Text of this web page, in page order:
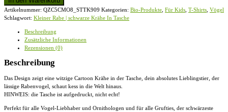
|
schwarze
Krähe
Organic
Shirt
Menge
Artikelnummer: QZC5CMO8_STTK909 Kategorien: Bio-Produkte Für Kids T-Shirts Vögel
Schlagwort: Kleiner Rabe | schwarze Krähe In Tasche
Beschreibung
Zusätzliche Informationen
Rezensionen (0)
Beschreibung
Das Design zeigt eine witzige Cartoon Krähe in der Tasche, dein absolutes Lieblingstier, der
lässige Rabenvogel, schaut kess in die Welt hinaus.
HINWEIS: die Tasche ist aufgedruckt, nicht echt!
Perfekt für alle Vogel-Liebhaber und Ornithologen und für alle Grufties, der schwärzeste